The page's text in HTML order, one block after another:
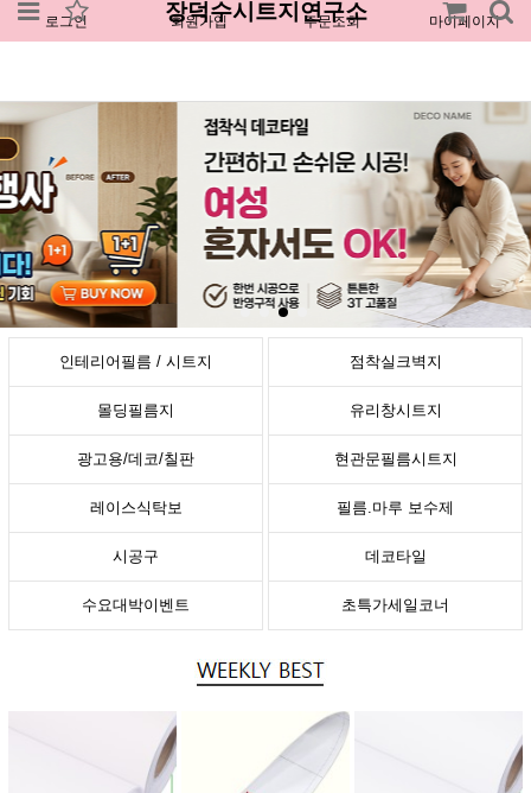
로그인 회원가입 주문조회 마이페이지
장덕수시트지연구소
인테리어필름 / 시트지 점착실크벽지
몰딩필름지 유리창시트지
광고용/데코/칠판 현관문필름시트지
레이스식탁보 필름.마루 보수제
시공구 데코타일
수요대박이벤트 초특가세일코너